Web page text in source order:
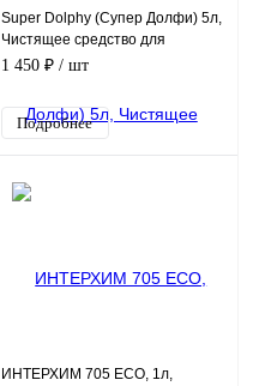
Super Dolphy (Супер Долфи) 5л,
Чистящее средство для
санузлов и сантехники
1 450 ₽ / шт
Подробнее
ИНТЕРХИМ 705 ECO, 1л,